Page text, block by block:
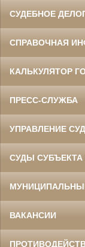
СУДЕБНОЕ
СПРАВОЧНАЯ
КАЛЬКУЛЯТОР
ПРЕСС-СЛУЖБА
УПРАВЛЕНИЕ
СУДЫ СУБЪЕКТА
ВАКАНСИИ